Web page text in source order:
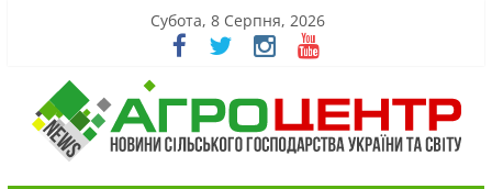
Субота, 8 Серпня, 2026